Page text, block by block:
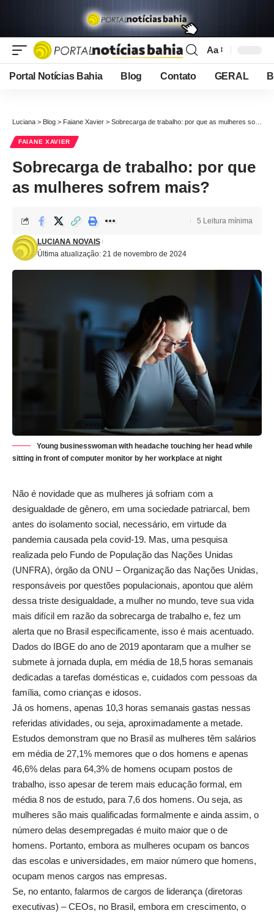
Font
Resizer
Aa
Portal Notícias Bahia Blog Contato GERAL
Luciana > Blog > Faiane Xavier > Sobrecarga de trabalho: por que as mulheres sofrem mais?
FAIANE XAVIER
Sobrecarga de trabalho: por que
as mulheres sofrem mais?
Última atualização: 21 de novembro de 2024
LUCIANA NOVAIS
5 Leitura mínima
Young businesswoman with headache touching her head while
sitting in front of computer monitor by her workplace at night
Não é novidade que as mulheres já sofriam com a
desigualdade de gênero, em uma sociedade patriarcal, bem
antes do isolamento social, necessário, em virtude da
pandemia causada pela covid-19. Mas, uma pesquisa
realizada pelo Fundo de População das Nações Unidas
(UNFRA), órgão da ONU – Organização das Nações Unidas,
responsáveis por questões populacionais, apontou que além
dessa triste desigualdade, a mulher no mundo, teve sua vida
mais difícil em razão da sobrecarga de trabalho e, fez um
alerta que no Brasil especificamente, isso é mais acentuado.
Dados do IBGE do ano de 2019 apontaram que a mulher se
submete à jornada dupla, em média de 18,5 horas semanais
dedicadas a tarefas domésticas e, cuidados com pessoas da
família, como crianças e idosos.
Já os homens, apenas 10,3 horas semanais gastas nessas
referidas atividades, ou seja, aproximadamente a metade.
Estudos demonstram que no Brasil as mulheres têm salários
em média de 27,1% memores que o dos homens e apenas
46,6% delas para 64,3% de homens ocupam postos de
trabalho, isso apesar de terem mais educação formal, em
média 8 nos de estudo, para 7,6 dos homens. Ou seja, as
mulheres são mais qualificadas formalmente e ainda assim, o
número delas desempregadas é muito maior que o de
homens. Portanto, embora as mulheres ocupam os bancos
das escolas e universidades, em maior número que homens,
ocupam menos cargos nas empresas.
Se, no entanto, falarmos de cargos de liderança (diretoras
executivas) – CEOs, no Brasil, embora em crescimento, o